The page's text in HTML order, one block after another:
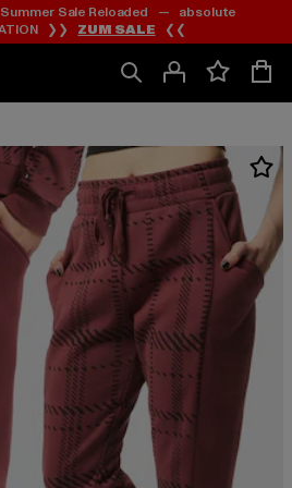
Zum
Inhalt
springen
Zum
Fußzeile
springen
Sale Reloaded — absolute
❯❯ ZUM SALE ❮❮